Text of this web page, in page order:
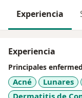
Experiencia
Experiencia
Principales
Acné Lunares
Dermatitis de